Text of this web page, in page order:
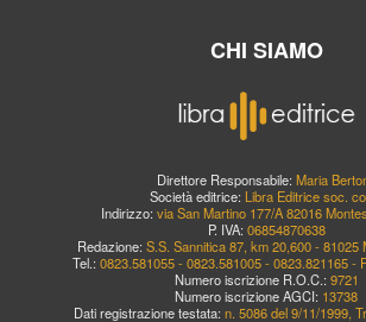
CHI SIAMO
Direttore Responsabile: Maria
Società editrice: Libra Editrice soc.
Indirizzo: via San Martino 177/A 82016
P. IVA: 06854870638
Redazione: S.S. Sannitica 87, km 20,600 - 81025
Tel.: 0823.581055 - 0823.581005 - 0823.821165 -
Numero iscrizione R.O.C.: 9721
Numero iscrizione AGCI: 13738
Dati registrazione testata: n. 5086 del 9/11/1999,